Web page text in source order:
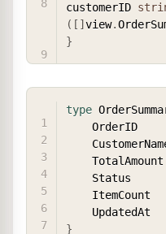
customerID
( [ ] view.
}
type
UpdatedAt
}